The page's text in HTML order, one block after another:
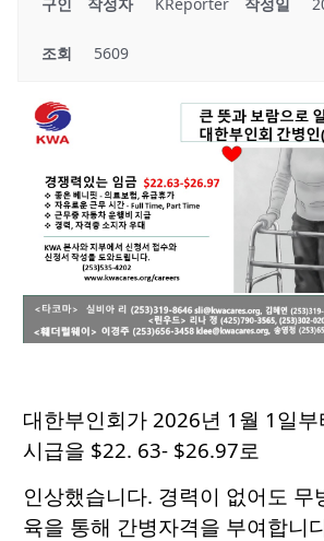
구인 작성자 KReporter 작성일
조회 5609
대한부인회가 2026년 1월 1일부
시급을 $22. 63- $26.97로
인상했습니다. 경력이 없어도 무
육을 통해 간병자격을 부여합니